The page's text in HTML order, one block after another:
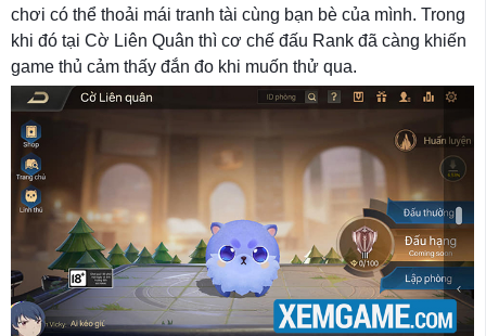
chơi có thể thoải mái tranh tài cùng bạn bè của mình. Trong
khi đó tại Cờ Liên Quân thì cơ chế đấu Rank đã càng khiến
game thủ cảm thấy đắn đo khi muốn thử qua.